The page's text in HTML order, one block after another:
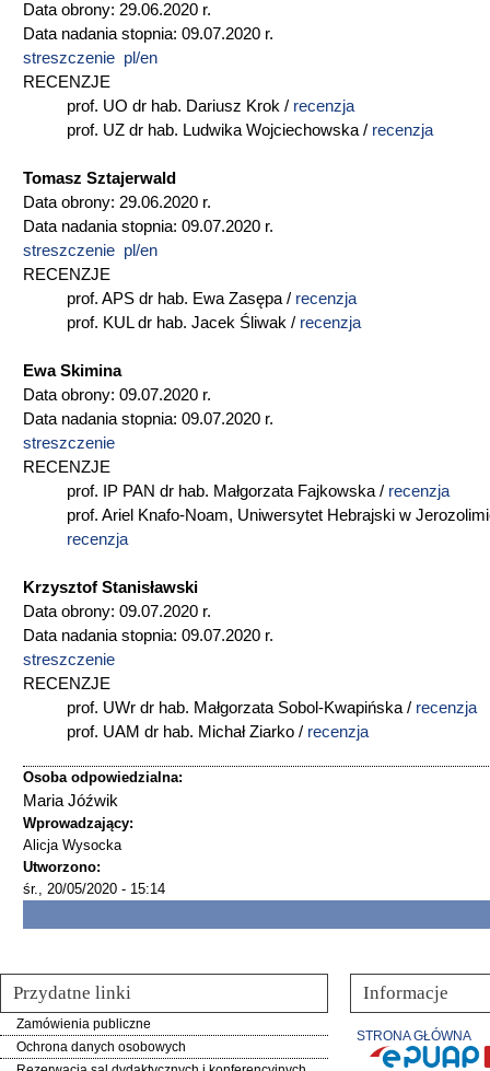
Data obrony: 29.06.2020 r.
Data nadania stopnia: 09.07.2020 r.
streszczenie pl/en
RECENZJE
prof. UO dr hab. Dariusz Krok / recenzja
prof. UZ dr hab. Ludwika Wojciechowska / recenzja
Tomasz Sztajerwald
Data obrony: 29.06.2020 r.
Data nadania stopnia: 09.07.2020 r.
streszczenie pl/en
RECENZJE
prof. APS dr hab. Ewa Zasępa / recenzja
prof. KUL dr hab. Jacek Śliwak / recenzja
Ewa Skimina
Data obrony: 09.07.2020 r.
Data nadania stopnia: 09.07.2020 r.
streszczenie
RECENZJE
prof. IP PAN dr hab. Małgorzata Fajkowska / recenzja
prof. Ariel Knafo-Noam, Uniwersytet Hebrajski w
recenzja
Krzysztof Stanisławski
Data obrony: 09.07.2020 r.
Data nadania stopnia: 09.07.2020 r.
streszczenie
RECENZJE
prof. UWr dr hab. Małgorzata Sobol-Kwapińska / recenzja
prof. UAM dr hab. Michał Ziarko / recenzja
Osoba odpowiedzialna:
Maria Jóźwik
Wprowadzający:
Alicja Wysocka
Utworzono:
śr., 20/05/2020 - 15:14
Przydatne linki
Zamówienia publiczne
Ochrona danych osobowych
Informacje
STRONA GŁÓWNA